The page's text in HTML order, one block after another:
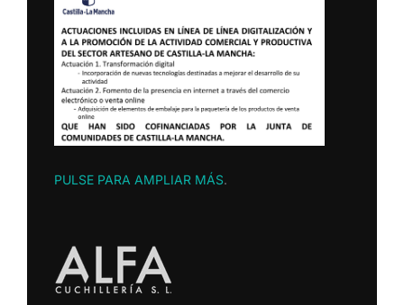
PULSE PARA AMPLIAR MÁS.